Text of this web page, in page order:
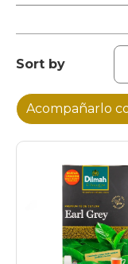
Sort by
Acompañarlo